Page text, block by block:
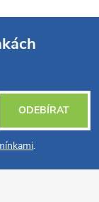
.
ODEBÍRAT